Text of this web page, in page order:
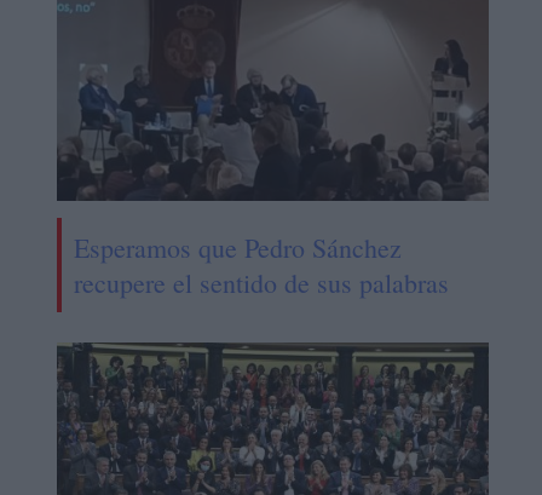
Esperamos que Pedro Sánchez
recupere el sentido de sus palabras